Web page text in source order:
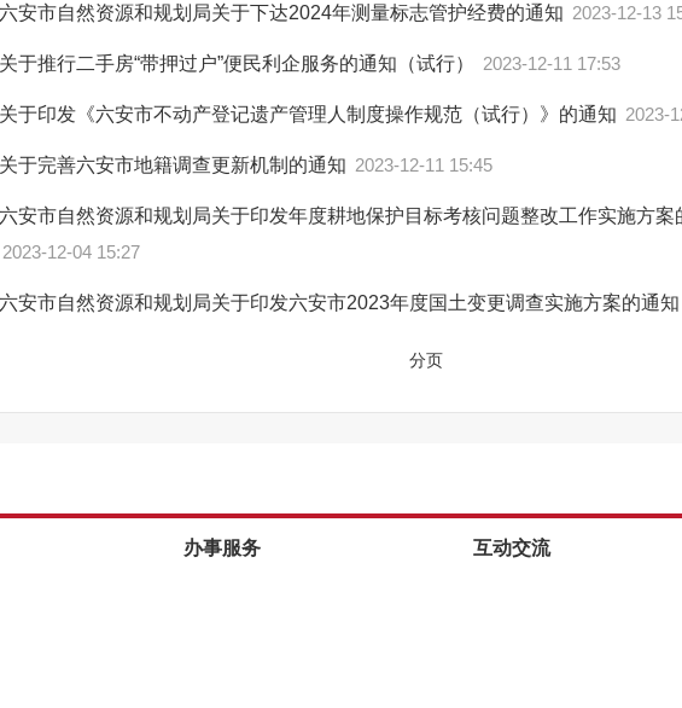
六安市自然资源和规划局关于下达2024年测量标志管护经费的通知 2023-12-13
关于推行二手房“带押过户”便民利企服务的通知（试行） 2023-12-11 17:53
关于印发《六安市不动产登记遗产管理人制度操作规范（试行）》的通知 2023-
关于完善六安市地籍调查更新机制的通知 2023-12-11 15:45
六安市自然资源和规划局关于印发年度耕地保护目标考核问题整改工作实施方案
2023-12-04 15:27
六安市自然资源和规划局关于印发六安市2023年度国土变更调查实施方案的通知
分页
办事服务 互动交流